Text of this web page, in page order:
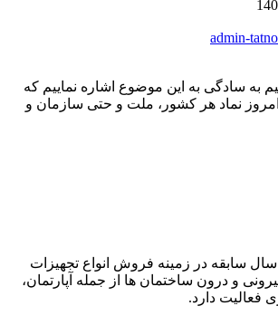
admin-
به سادگی به این موضوع اشاره نماییم که
امروز نماد هر کشور، ملت و حتی سازمان و
تات نور با بیش از 10 سال سابقه در زمینه فروش انواع تجهیزات
و درون ساختمان ها از جمله آپارتمان،
فعالیت دارد.